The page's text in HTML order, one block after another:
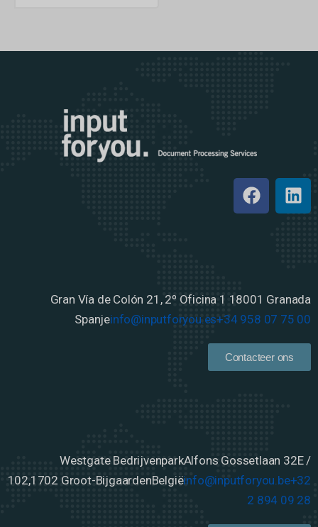
Gran Vía de Colón 21, 2º Oficina 1 18001 Granada
Spanjeinfo@inputforyou.es+34 958 07 75 00
Contacteer ons
Westgate BedrijvenparkAlfons Gossetlaan 32E /
102,1702 Groot-BijgaardenBelgiëinfo@inputforyou.be+32
2 894 09 28